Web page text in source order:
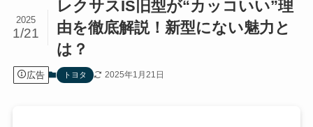
レクサスIS旧型が“カッコいい”理
由を徹底解説！新型にない魅力と
は？
2025
1/21
広告 トヨタ 2025年1月21日